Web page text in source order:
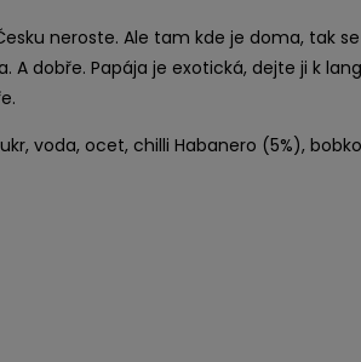
neroste. Ale tam kde je doma, tak
A dobře. Papája je exotická, dejte ji k
voda, ocet, chilli Habanero (5%),